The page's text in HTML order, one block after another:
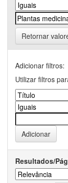
Retornar
Adicionar filtros:
Utilizar filtros
Resultados/